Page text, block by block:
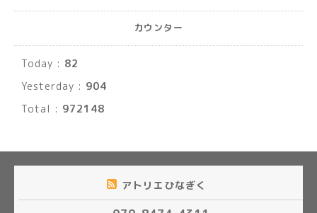
カウンター
Today : 82
Yesterday : 904
Total : 972148
アトリエひなぎく